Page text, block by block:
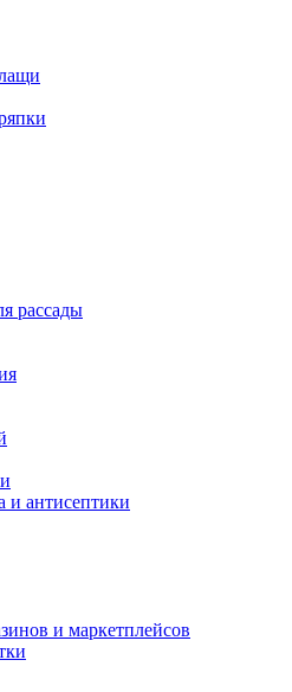
рассады
и антисептики
и маркетплейсов